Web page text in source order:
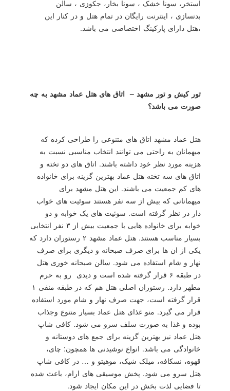
استخر، سونا خشک ، سونا بخار، جکوزی ، سالن
بدنسازی ، اینترنت رایگان در تمام هتل و در کنار این
،هتل دارای پارکینگ اختصاصی می باشد.
تور کیش و تور مشهد – اتاق های هتل عماد مشهد به چه
صورت می باشد؟
هتل عماد مشهد اتاق های متنوعی را طراحی کرده که
میهمانان به راحتی می توانند انتخاب مناسبی نسبت به
هزینه مورد نظر خود داشته باشند. اتاق های دو تخته و
اتاق های سه تخته هتل عماد بهترین گزینه برای خانواده
های کم جمعیت می باشند. این هتل مشهد برای
میهمانانی که بیش از سه نفر هستند سوئیت های خواب
دار در نظر گرفته است. سوئیت های یک خوابه و دو
خوابه برای خانواده هایی با جمعیت بیش از ۳ نفر انتخابی
بسیار مناسب هستند. هتل عماد مشهد ۲ رستوران دارد که
یکی از ان ها برای صرف صبحانه و دیگری برای صرف
نهار و شام استفاده می شود. سالن صبحانه خوری هتل
در طبقه ۶ قرار گرفته شده است و دیدی رو به حرم
مطهر دارد. رستوران اصلی هتل هم که در طبقه منفی ۱
قرار گرفته است، جهت صرف نهار و شام مورد استفاده
قرار می گیرد. منو غذای هتل عماد بسیار متنوع وجذاب
بوده و غذا به صورت سلف سرو می شود. کافی شاپ
هتل عماد نیز بهترین گزینه برای جمع های دوستانه و
خانوادگی می باشد. انواع نوشیدنی ها همچون: چای،
قهوه، نسکافه، میلک شیک، موهیتو و … در کافی شاپ
هتل سرو می شود. پخش موسیقی های ارام، باعث شده
تا فضایی لذت بخش در این مکان ایجاد شود.